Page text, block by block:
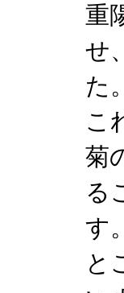
重
せ
た
こ
菊
る
す
と